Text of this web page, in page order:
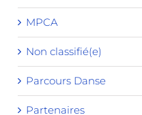
MPCA
Non classifié(e)
Parcours Danse
Partenaires